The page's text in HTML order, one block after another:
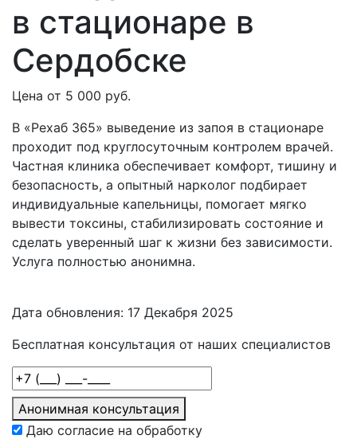
в стационаре в
Сердобске
Цена от 5 000 руб.
В «Рехаб 365» выведение из запоя в стационаре
проходит под круглосуточным контролем врачей.
Частная клиника обеспечивает комфорт, тишину и
безопасность, а опытный нарколог подбирает
индивидуальные капельницы, помогает мягко
вывести токсины, стабилизировать состояние и
сделать уверенный шаг к жизни без зависимости.
Услуга полностью анонимна.
Дата обновления: 17 Декабря 2025
Бесплатная консультация от наших специалистов
Анонимная консультация
Даю согласие на обработку